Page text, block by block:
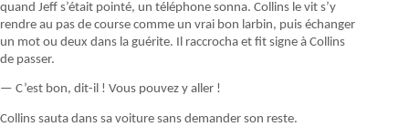
quand Jeff s’était pointé, un téléphone sonna. Collins le vit s’y
rendre au pas de course comme un vrai bon larbin, puis échanger
un mot ou deux dans la guérite. Il raccrocha et fit signe à Collins
de passer.
— C’est bon, dit-il ! Vous pouvez y aller !
Collins sauta dans sa voiture sans demander son reste.